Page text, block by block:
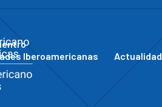
Iberoamericanas
Actualidad